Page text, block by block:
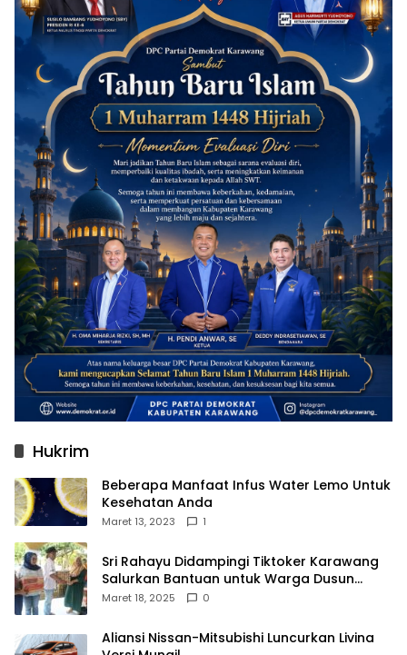
Hukrim
Beberapa Manfaat Infus Water Lemo Untuk
Kesehatan Anda
Maret 13, 2023 1
Sri Rahayu Didampingi Tiktoker Karawang
Salurkan Bantuan untuk Warga Dusun
Kampek Desa Karangligar
Maret 18, 2025 0
Aliansi Nissan-Mitsubishi Luncurkan Livina